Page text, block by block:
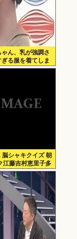
ゃん、乳が強調さ
る服を着てしま
脳シャキクイズ 朝
江藤吉村恵里子多
小沢光葵古田敬